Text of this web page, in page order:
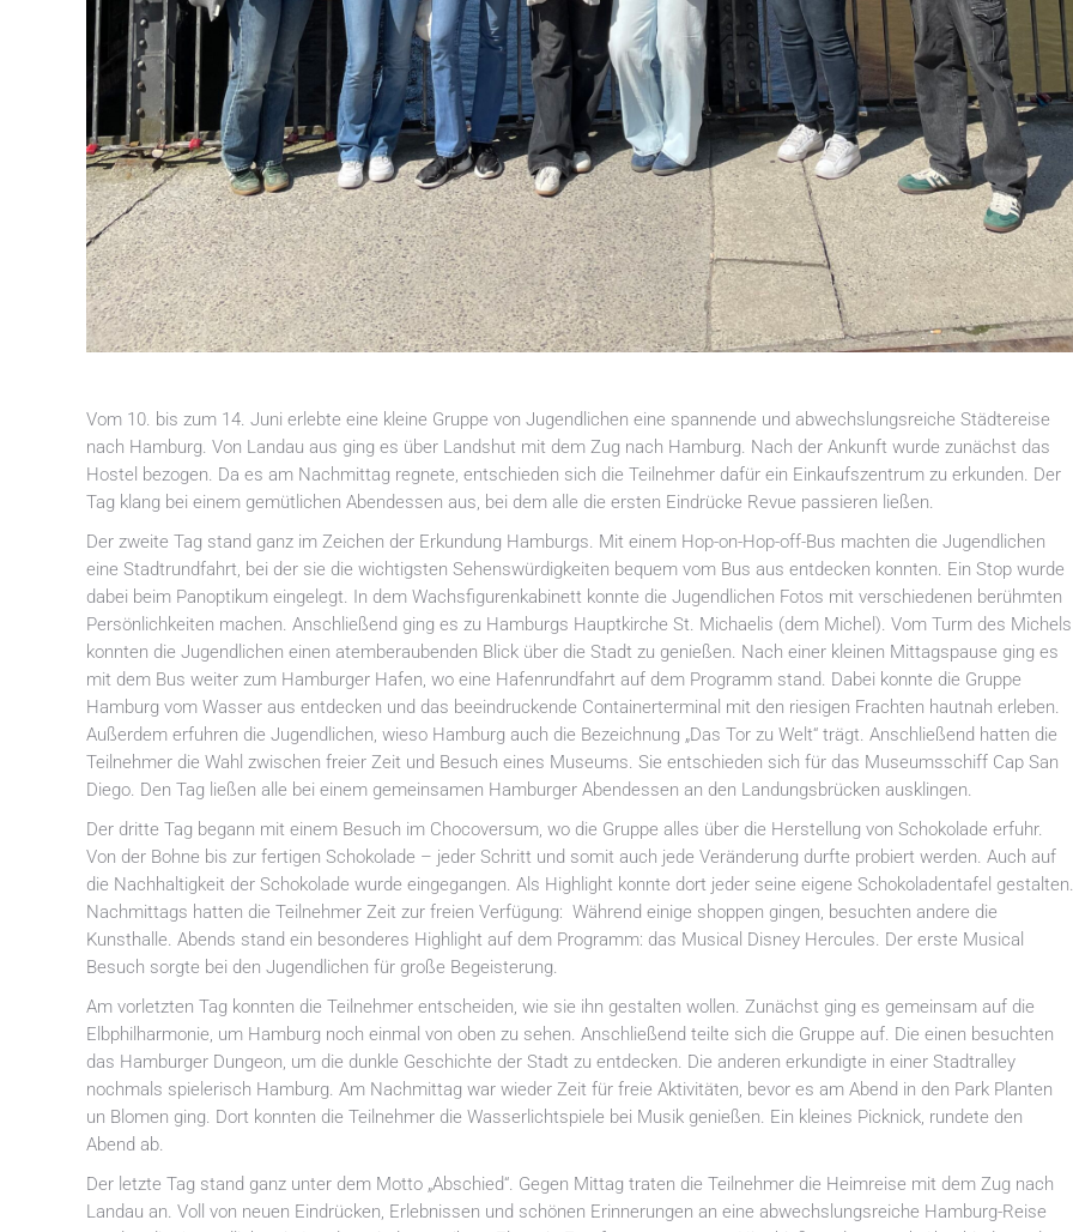
Vom 10. bis zum 14. Juni erlebte eine kleine Gruppe von Jugendlichen eine spannende und abwechslungsreiche Städtereise
nach Hamburg. Von Landau aus ging es über Landshut mit dem Zug nach Hamburg. Nach der Ankunft wurde zunächst das
Hostel bezogen. Da es am Nachmittag regnete, entschieden sich die Teilnehmer dafür ein Einkaufszentrum zu erkunden. Der
Tag klang bei einem gemütlichen Abendessen aus, bei dem alle die ersten Eindrücke Revue passieren ließen.
Der zweite Tag stand ganz im Zeichen der Erkundung Hamburgs. Mit einem Hop-on-Hop-off-Bus machten die Jugendlichen
eine Stadtrundfahrt, bei der sie die wichtigsten Sehenswürdigkeiten bequem vom Bus aus entdecken konnten. Ein Stop wurde
dabei beim Panoptikum eingelegt. In dem Wachsfigurenkabinett konnte die Jugendlichen Fotos mit verschiedenen berühmten
Persönlichkeiten machen. Anschließend ging es zu Hamburgs Hauptkirche St. Michaelis (dem Michel). Vom Turm des Michels
konnten die Jugendlichen einen atemberaubenden Blick über die Stadt zu genießen. Nach einer kleinen Mittagspause ging es
mit dem Bus weiter zum Hamburger Hafen, wo eine Hafenrundfahrt auf dem Programm stand. Dabei konnte die Gruppe
Hamburg vom Wasser aus entdecken und das beeindruckende Containerterminal mit den riesigen Frachten hautnah erleben.
Außerdem erfuhren die Jugendlichen, wieso Hamburg auch die Bezeichnung „Das Tor zu Welt“ trägt. Anschließend hatten die
Teilnehmer die Wahl zwischen freier Zeit und Besuch eines Museums. Sie entschieden sich für das Museumsschiff Cap San
Diego. Den Tag ließen alle bei einem gemeinsamen Hamburger Abendessen an den Landungsbrücken ausklingen.
Der dritte Tag begann mit einem Besuch im Chocoversum, wo die Gruppe alles über die Herstellung von Schokolade erfuhr.
Von der Bohne bis zur fertigen Schokolade – jeder Schritt und somit auch jede Veränderung durfte probiert werden. Auch auf
die Nachhaltigkeit der Schokolade wurde eingegangen. Als Highlight konnte dort jeder seine eigene Schokoladentafel gestalten.
Nachmittags hatten die Teilnehmer Zeit zur freien Verfügung: Während einige shoppen gingen, besuchten andere die
Kunsthalle. Abends stand ein besonderes Highlight auf dem Programm: das Musical Disney Hercules. Der erste Musical
Besuch sorgte bei den Jugendlichen für große Begeisterung.
Am vorletzten Tag konnten die Teilnehmer entscheiden, wie sie ihn gestalten wollen. Zunächst ging es gemeinsam auf die
Elbphilharmonie, um Hamburg noch einmal von oben zu sehen. Anschließend teilte sich die Gruppe auf. Die einen besuchten
das Hamburger Dungeon, um die dunkle Geschichte der Stadt zu entdecken. Die anderen erkundigte in einer Stadtralley
nochmals spielerisch Hamburg. Am Nachmittag war wieder Zeit für freie Aktivitäten, bevor es am Abend in den Park Planten
un Blomen ging. Dort konnten die Teilnehmer die Wasserlichtspiele bei Musik genießen. Ein kleines Picknick, rundete den
Abend ab.
Der letzte Tag stand ganz unter dem Motto „Abschied“. Gegen Mittag traten die Teilnehmer die Heimreise mit dem Zug nach
Landau an. Voll von neuen Eindrücken, Erlebnissen und schönen Erinnerungen an eine abwechslungsreiche Hamburg-Reise